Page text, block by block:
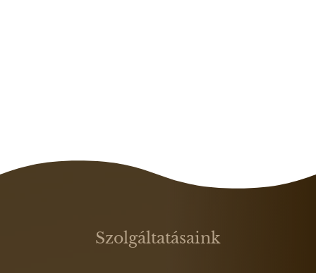
Szolgáltatásaink